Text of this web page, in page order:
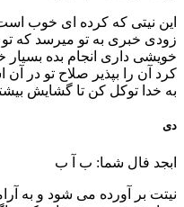
این نیتی که کرده ای خوب
زودی خبری به تو میرسد که تو
خویشی داری انجام بده
کرد آن را بپذیر صلاح تو در
به خدا توکل کن تا گشایش
دی
ابجد فال شما: ب آ ب
نیتت بر آورده می شود و به